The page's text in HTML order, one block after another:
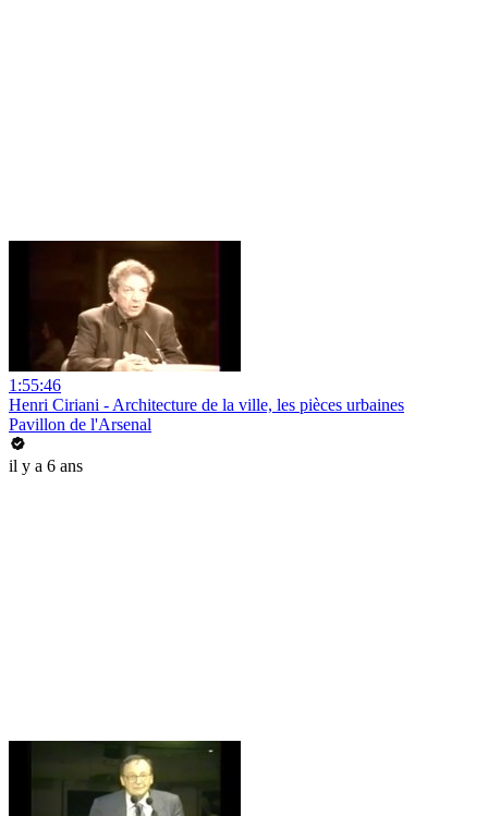
1:55:46
Henri Ciriani - Architecture de la ville, les pièces urbaines
Pavillon de l'Arsenal
il y a 6 ans